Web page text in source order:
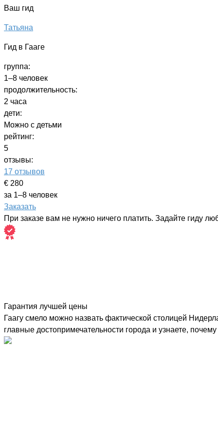
Ваш гид
Татьяна
Гид в Гааге
группа:
1–8 человек
продолжительность:
2 часа
дети:
Можно с детьми
рейтинг:
5
отзывы:
17 отзывов
€ 280
за 1–8 человек
Заказать
При заказе вам не нужно ничего платить. Задайте гиду
Гарантия лучшей цены
Гаагу смело можно назвать фактической столицей
главные достопримечательности города и узнаете,